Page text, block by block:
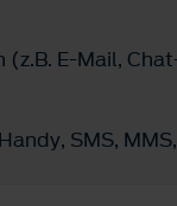
(z.B. E-Mail,
SMS,